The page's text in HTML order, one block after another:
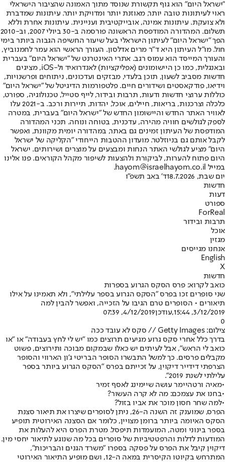
"ישראל היום" הוא גוף תקשורת שנוסד מתוך האמונה שהציבור הישראלי
ראוי לעיתונות טובה יותר, מאוזנת יותר ומדויקת יותר. עיתונות שמדברת
ולא צועקת. עיתונות אמינה, אובייקטיבית ועניינית. עיתונות אחרת וללא
תשלום. המהדורה המודפסת הראשונה פורסמה ב-30 ביולי 2007, וב-2010
הפך "ישראל היום" לעיתון הישראלי בעל שיעור החשיפה הגבוה ביותר בימי
חול. מו"ל העיתון היא ד"ר מרים אדלסון. העורך הראשי הוא עמר לחמנוביץ,
והעורך המייסד הוא עמוס רגב. אתרי האינטרנט של "ישראל היום" בעברית
ובאנגלית, כמו כן היישומונים (אפליקציות) לאנדרואיד ול-iOS, מציגים
חדשות מסביב לשעון, תוכן בלעדי, מבזקים ועדכונים, ניתוחים ופרשנויות,
וידיאו, פודקאסטים ושידורים חיים. פלטפורמות הדיגיטל של "ישראל היום"
כוללות ערוצי חדשות ודעות, תרבות ובידור, לייף סטייל, טכנולוגיה, ספורט,
כלכלה וצרכנות, בריאות, חיילים, אוכל, יהדות, תיירות ורכב. ב-2021 עלו
לאוויר האתר החדש והיישומון החדש של "ישראל היום" בעברית, במטרה
לספק לגולשים חוויה מהירה, עדכנית, בטוחה ונוחה. תכני המהדורה
המודפסת של העיתון זמינים גם באתר, במהדורה יומית מקוונת, ואפשר
לקבל אותם גם בניוזלטר. מועדון ההטבות הייחודי "הקליקה של ישראל
היום" מציע לגולשי האתר הנחות ומבצעים על מוצרים ושירותים. ישראל
היום פתוח להערות, לביקורת ולהצעות לשיפור מקהל הקוראים. פנו אלינו
במייל hayom@israelhayom.co.il.
יום שבת, 18.7.2026
ד' באב תשפ"ו
חדשות
דעות
ספורט
ForReal
תרבות ובידור
אוכל
מגזין
אנחנו מגייסים
English
X
חדשות
כואב לקרוא: פרס הסקס הגרוע בספרות
שני סופרים זכו בפרס "הסקס הגרוע בספר עלילתי", ולא תאמינו על אילו
תיאורים • הסופרים טרם הגיבו על הזכייה, ואפשר להבין למה
3/12/2019, 15:44
,עודכן4/12/2019, 07:39
0
צילום: Getty Images // סקס לא עובד ככה
בדרך כלל אחרי סקס גרוע מגיעים תרוצים כמו "יש לי לחץ בעבודה" או "או
כואב לי הראש", אבל לעיתים יש כאלו שבמקום מבוכה ותירוצים, פשוט
מקבלים פרסים. כך למשל התבשרו הסופר הבריטי ג'ון הארווי והסופר
הצרפתי דידייר דיקוין, על זכייתם בפרס "הסקס הגרוע ביותר בספר
עלילתי לשנת 2019".
•מאיה ורטהיימר עושה שיימינג לאסף זמיר
•בחנו את עצמכם: מה לא קרה העשור?
•למה שחר חסון מוכר את אביו בזול?
הפרס, שמוענק זה השנה ה-26, ניתן לסופרים שיצרו את תיאור סצנת
הסקס האיומה ביותר ברומן מצויין, כלומר אם הסצנה האירוטית תופיע
בספר בינוני ומטה, המועמדות תיפסל. מטרת הפרס היא להעלות את
המודעות לדלות והרפטטיביות של סופרים בכל מה שנוגע לתיאור יחסי מין.
דיקוין קיבל את הפרס על פסקה בספרו "משרד הגנים והבריכות",
המתרחש בקיוטו הקיסרית במאה ה-12, ושם מופיע התיאור האירוטי